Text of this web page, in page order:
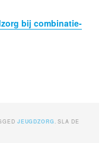
bij combinatie-
JEUGDZORG . SLA DE